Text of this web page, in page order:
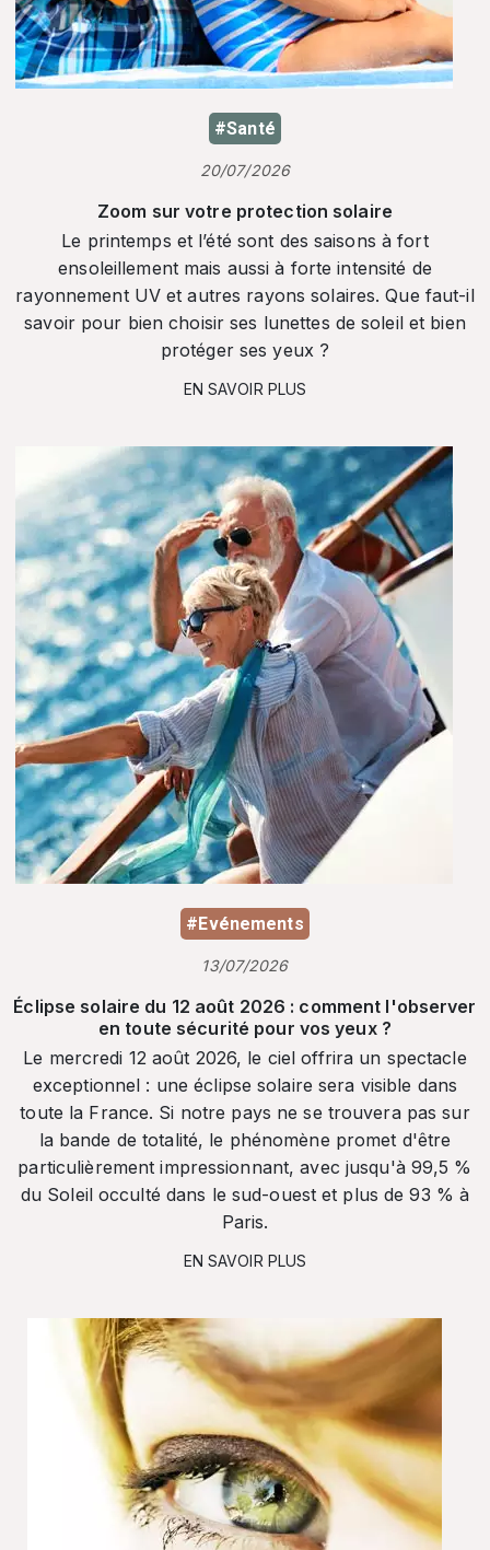
#Santé
20/07/2026
Zoom sur votre protection solaire
Le printemps et l’été sont des saisons à fort
ensoleillement mais aussi à forte intensité de
rayonnement UV et autres rayons solaires. Que faut-il
savoir pour bien choisir ses lunettes de soleil et bien
protéger ses yeux ?
EN SAVOIR PLUS
#Evénements
13/07/2026
Éclipse solaire du 12 août 2026 : comment l'observer
en toute sécurité pour vos yeux ?
Le mercredi 12 août 2026, le ciel offrira un spectacle
exceptionnel : une éclipse solaire sera visible dans
toute la France. Si notre pays ne se trouvera pas sur
la bande de totalité, le phénomène promet d'être
particulièrement impressionnant, avec jusqu'à 99,5 %
du Soleil occulté dans le sud-ouest et plus de 93 % à
Paris.
EN SAVOIR PLUS